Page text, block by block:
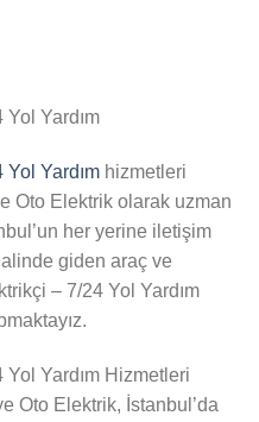
Yardım
Yardım hizmetleri
Oto Elektrik olarak uzman
her yerine iletişim
giden araç ve
– 7/24 Yol Yardım
Yardım Hizmetleri
Oto Elektrik, İstanbul’da